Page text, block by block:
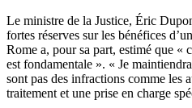
Le ministre de la Justice, Éric
fortes réserves sur les bénéfices
Rome a, pour sa part, estimé que «
est fondamentale ». « Je
sont pas des infractions comme les
traitement et une prise en charge